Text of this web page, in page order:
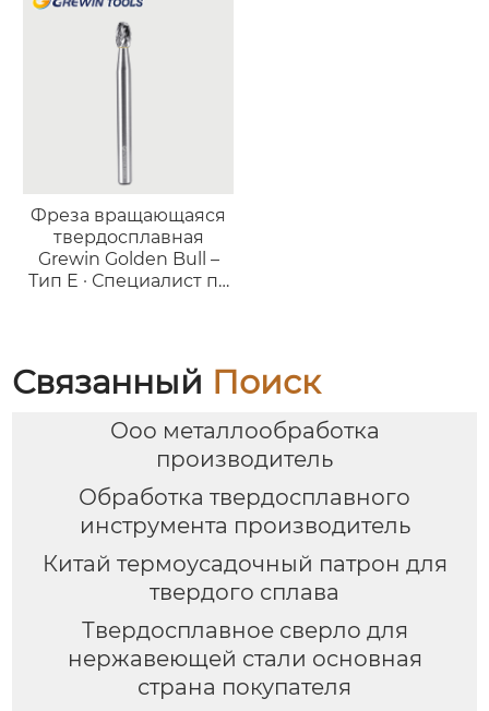
Фреза вращающаяся
твердосплавная
Grewin Golden Bull –
Тип E · Специалист по
Связанный Поиск
Ооо металлообработка
производитель
Обработка твердосплавного
инструмента производитель
Китай термоусадочный патрон для
твердого сплава
Твердосплавное сверло для
нержавеющей стали основная
страна покупателя